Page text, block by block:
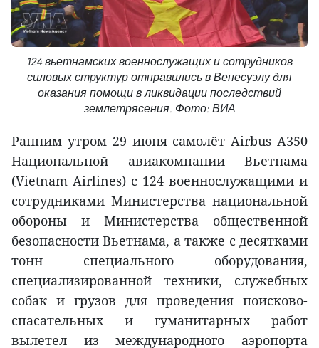
124 вьетнамских военнослужащих и сотрудников
силовых структур отправились в Венесуэлу для
оказания помощи в ликвидации последствий
землетрясения. Фото: ВИА
Ранним утром 29 июня самолёт Airbus A350
Национальной авиакомпании Вьетнама
(Vietnam Airlines) с 124 военнослужащими и
сотрудниками Министерства национальной
обороны и Министерства общественной
безопасности Вьетнама, а также с десятками
тонн специального оборудования,
специализированной техники, служебных
собак и грузов для проведения поисково-
спасательных и гуманитарных работ
вылетел из международного аэропорта